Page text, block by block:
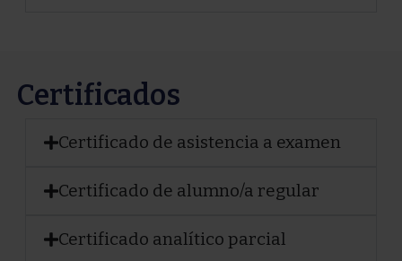
Certificados
Certificado de asistencia a examen
Certificado de alumno/a regular
Certificado analítico parcial